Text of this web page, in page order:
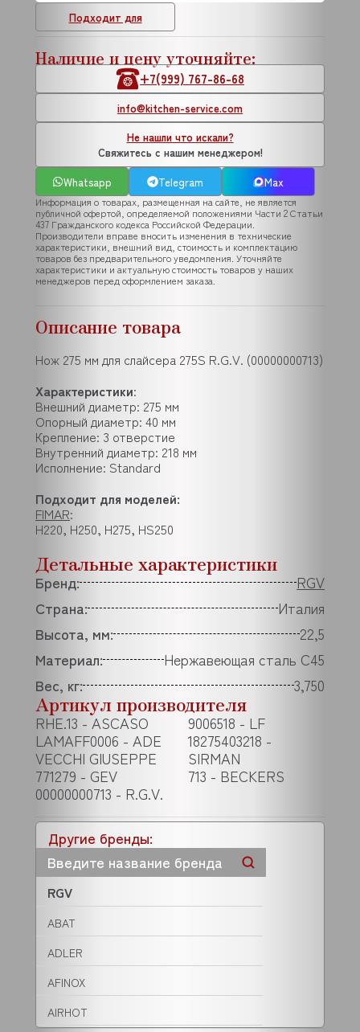
Другие бренды:
RGV
ABAT
ADLER
AFINOX
AIRHOT
Подходит для
Наличие и цену уточняйте:
+7(999) 767-86-68
info@kitchen-service.com
Не нашли что искали?
Свяжитесь с нашим менеджером!
Whatsapp
Telegram Max
Информация о товарах, размещенная на сайте, не является
публичной офертой, определяемой положениями Части 2 Статьи
437 Гражданского кодекса Российской Федерации.
Производители вправе вносить изменения в технические
характеристики, внешний вид, стоимость и комплектацию
товаров без предварительного уведомления. Уточняйте
характеристики и актуальную стоимость товаров у наших
менеджеров перед оформлением заказа.
Описание товара
Нож 275 мм для слайсера 275S R.G.V. (00000000713)
Характеристики:
Внешний диаметр: 275 мм
Опорный диаметр: 40 мм
Крепление: 3 отверстие
Внутренний диаметр: 218 мм
Исполнение: Standard
Подходит для моделей:
FIMAR:
H220, H250, H275, HS250
Детальные характеристики
Бренд:
RGV
Страна:
Италия
Высота, мм:
22,5
Материал:
Нержавеющая сталь C45
Вес, кг:
3,750
Артикул производителя
RHE.13 - ASCASO
LAMAFF0006 - ADE
VECCHI GIUSEPPE
771279 - GEV
00000000713 - R.G.V.
9006518 - LF
18275403218 -
SIRMAN
713 - BECKERS